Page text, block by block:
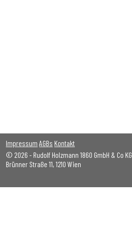
Impressum AGBs Kontakt
© 2026 - Rudolf Holzmann 1860 GmbH & Co KG
Brünner Straße 11, 1210 Wien